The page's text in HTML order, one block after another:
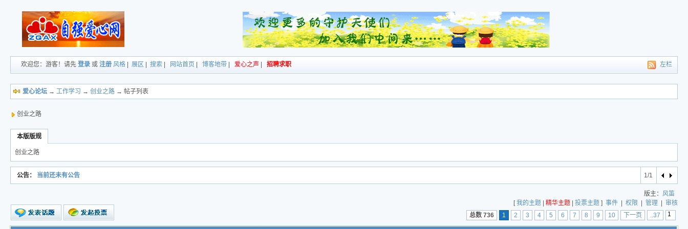
左栏
欢迎您：游客！请先登录 或注册 风格 |展区 |搜索 网站首页 博客地带 爱心之声 招聘求职
爱心论坛 →工作学习 →创业之路 → 帖子列表
创业之路
本版版规
创业之路
公告： 当前还未有公告 1/1
版主：
风笛
[我的主题 精华主题| 投票主题 ] 事件| 权限 管理|
审核
总数 736
1 2 3 4 5 6 7 8 9 10 下一页 ..37